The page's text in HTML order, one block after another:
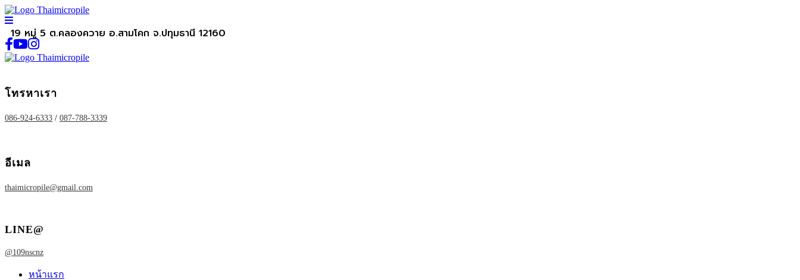
19 หมู่ 5 ต.คลองควาย อ.สามโคก จ.ปทุมธานี 12160
โทรหาเรา
086-924-6333 / 087-788-3339
อีเมล
thaimicropile@gmail.com
LINE@
@109nscnz
หน้าแรก